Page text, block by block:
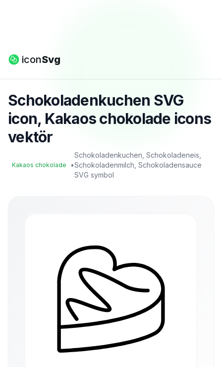
iconSvg
Schokoladenkuchen SVG
icon, Kakaos chokolade icons
vektör
Kakaos chokolade •
Schokoladenkuchen, Schokoladeneis,
Schokoladenmilch, Schokoladensauce
SVG symbol